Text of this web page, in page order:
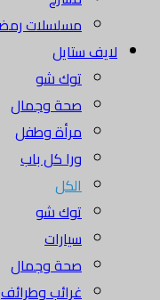
مسلسلات رمضان
لايف ستايل
توك شو
صحة وجمال
مرأة وطفل
ورا كل باب
الكل
توك شو
سيارات
صحة وجمال
غرائب وطرائف